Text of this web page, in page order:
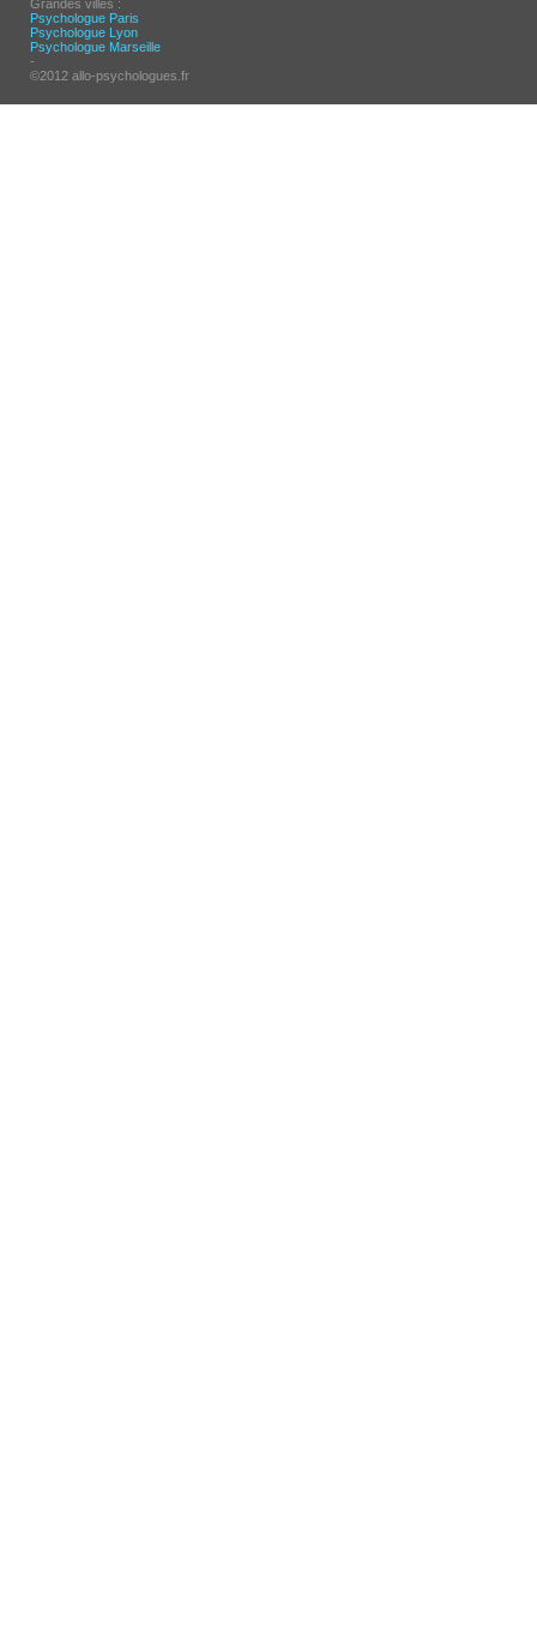
Grandes villes :
Psychologue Paris
Psychologue Lyon
Psychologue Marseille
-
©2012 allo-psychologues.fr